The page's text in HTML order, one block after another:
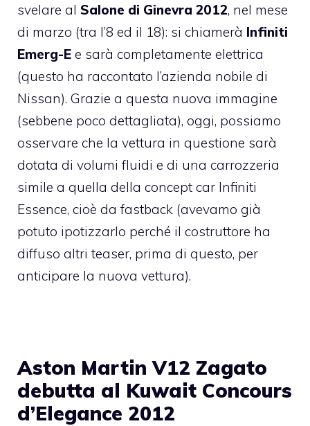
svelare al Salone di Ginevra 2012, nel mese
di marzo (tra l’8 ed il 18): si chiamerà Infiniti
Emerg-E e sarà completamente elettrica
(questo ha raccontato l’azienda nobile di
Nissan). Grazie a questa nuova immagine
(sebbene poco dettagliata), oggi, possiamo
osservare che la vettura in questione sarà
dotata di volumi fluidi e di una carrozzeria
simile a quella della concept car Infiniti
Essence, cioè da fastback (avevamo già
potuto ipotizzarlo perché il costruttore ha
diffuso altri teaser, prima di questo, per
anticipare la nuova vettura).
Aston Martin V12 Zagato
debutta al Kuwait Concours
d’Elegance 2012